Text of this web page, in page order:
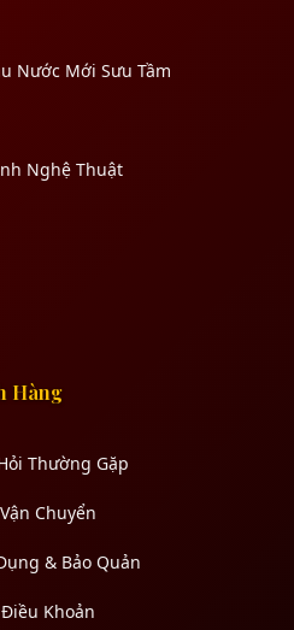
Nước Mới Sưu Tầm
Nghệ Thuật
Hàng
Thường Gặp
Chuyển
& Bảo Quản
Khoản